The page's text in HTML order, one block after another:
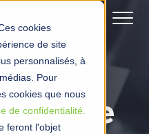
cookies
de site
personnalisés, à
Pour
cookies que nous
de confidentialité.
feront l'objetvotre